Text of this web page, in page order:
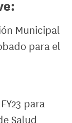
Municipal
para el
para
Salud